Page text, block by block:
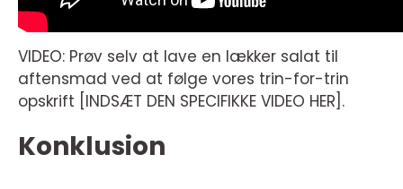
VIDEO: Prøv selv at lave en lækker salat til
aftensmad ved at følge vores trin-for-trin
opskrift [INDSÆT DEN SPECIFIKKE VIDEO HER].
Konklusion